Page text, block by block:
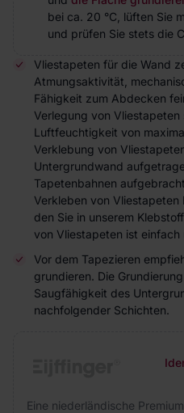
bei ca. 20 °C, lüften Sie
und prüfen Sie stets die
Vliestapeten für die Wand
Atmungsaktivität,
Fähigkeit zum Abdecken
Verlegung von
Luftfeuchtigkeit von
Verklebung von
Untergrundwand
Tapetenbahnen
Verkleben von Vliestapeten
den Sie in unserem
von Vliestapeten ist
Vor dem Tapezieren
grundieren. Die
Saugfähigkeit des
nachfolgender Schichten.
Eine niederländische